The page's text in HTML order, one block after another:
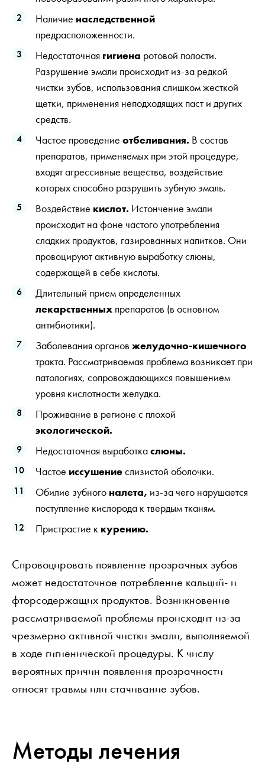
Наличие наследственной
предрасположенности.
Недостаточная гигиена ротовой полости.
Разрушение эмали происходит из-за редкой
чистки зубов, использования слишком жесткой
щетки, применения неподходящих паст и других
средств.
Частое проведение отбеливания. В состав
препаратов, применяемых при этой процедуре,
входят агрессивные вещества, воздействие
которых способно разрушить зубную эмаль.
Воздействие кислот. Истончение эмали
происходит на фоне частого употребления
сладких продуктов, газированных напитков. Они
провоцируют активную выработку слюны,
содержащей в себе кислоты.
Длительный прием определенных
лекарственных препаратов (в основном
антибиотики).
Заболевания органов желудочно-кишечного
тракта. Рассматриваемая проблема возникает при
патологиях, сопровождающихся повышением
уровня кислотности желудка.
Проживание в регионе с плохой
экологической.
Недостаточная выработкаслюны.
Частое иссушениеслизистой оболочки.
Обилие зубного налета, из-за чего нарушается
поступление кислорода к твердым тканям.
Пристрастие к курению.
Спровоцировать появление прозрачных зубов
может недостаточное потребление кальций- и
фторсодержащих продуктов. Возникновение
рассматриваемой проблемы происходит из-за
чрезмерно активной чистки эмали, выполняемой
в ходе гигиенической процедуры. К числу
вероятных причин появления прозрачности
относят травмы или стачивание зубов.
Методы лечения